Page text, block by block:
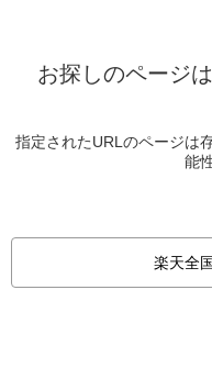
お探しのページ
指定されたURLのページは
能
楽天全